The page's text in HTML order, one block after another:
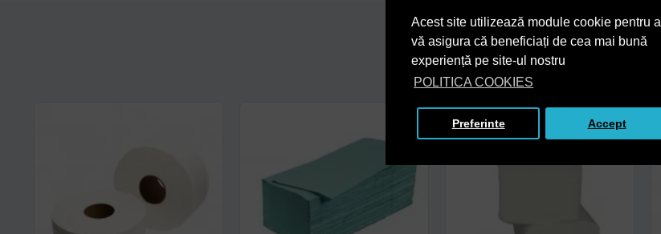
Acest site utilizează module cookie pentru a
vă asigura că beneficiați de cea mai bună
experiență pe site-ul nostru
POLITICA COOKIES
Preferinte Accept
De la acelasi producator